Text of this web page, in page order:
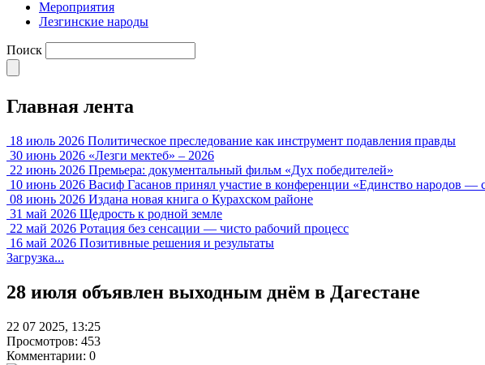
Мероприятия
Лезгинские народы
Поиск
Главная лента
18 июль 2026 Политическое преследование как инструмент подавления правды
30 июнь 2026 «Лезги мектеб» – 2026
22 июнь 2026 Премьера: документальный фильм «Дух победителей»
10 июнь 2026 Васиф Гасанов принял участие в конференции «Единство народов —
08 июнь 2026 Издана новая книга о Курахском районе
31 май 2026 Щедрость к родной земле
22 май 2026 Ротация без сенсации — чисто рабочий процесс
16 май 2026 Позитивные решения и результаты
Загрузка...
28 июля объявлен выходным днём в Дагестане
22 07 2025, 13:25
Просмотров: 453
Комментарии: 0